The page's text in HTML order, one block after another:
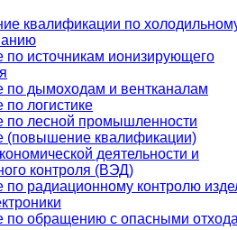
квалификации по
по источникам ионизирующего
по дымоходам и вентканалам
логистике
по лесной промышленности
(повышение квалификации)
деятельности и
контроля (ВЭД)
по радиационному контролю
по обращению с опасными